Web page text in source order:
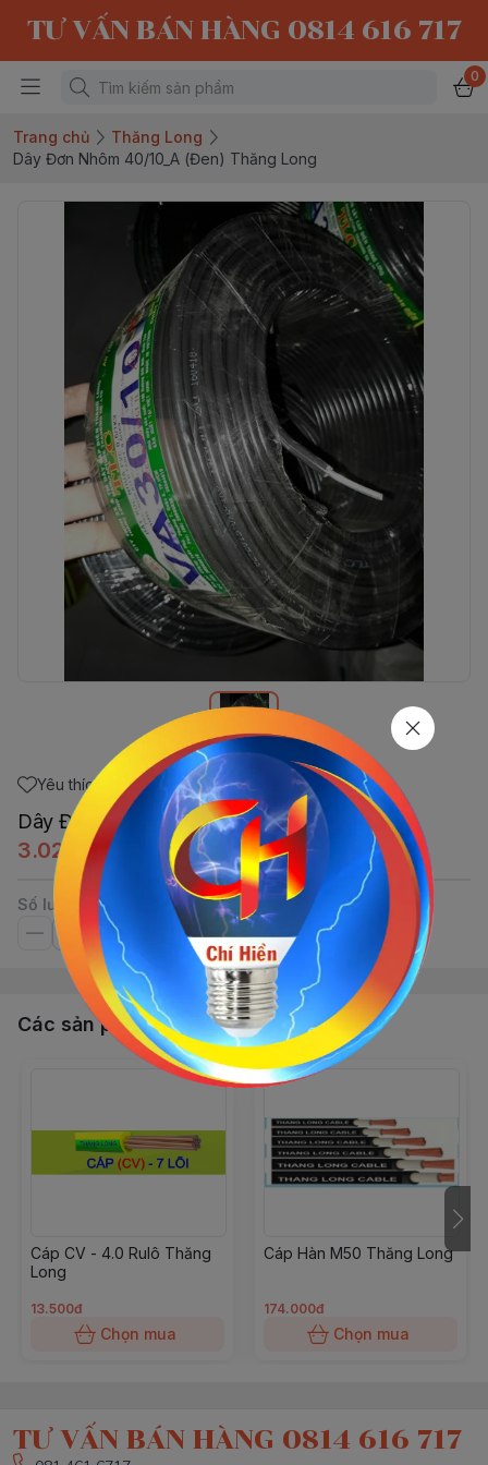
TƯ VẤN BÁN HÀNG 0814 616 717
0
Trang chủ
Thăng Long
Dây Đơn Nhôm 40/10_A (Đen) Thăng Long
Yêu thích
Dây Đơn Nhôm 40/10_A (Đen) Thăng Long
3.020đ
Số lượng
Các sản phẩm, dịch vụ khác
Cáp CV - 4.0 Rulô Thăng
Long
13.500đ
Chọn mua
Cáp Hàn M50 Thăng Long
174.000đ
Chọn mua
TƯ VẤN BÁN HÀNG 0814 616 717